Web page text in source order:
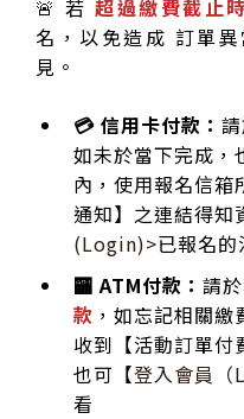
🚨 若 超過繳費截止
名，以免造成 訂單
見。
💳 信用卡付款：
如未於當下完成，
內，使用報名信箱
通知】之連結得知
(Login)>已報名的
🏧 ATM付款： 請
款 ，如忘記相關
收到【活動訂單付
也可【登入會員（
看